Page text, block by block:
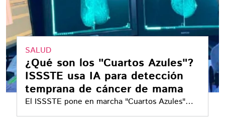
SALUD
¿Qué son los "Cuartos Azules"?
ISSSTE usa IA para detección
temprana de cáncer de mama
El ISSSTE pone en marcha "Cuartos Azules"
con inteligencia artificial en la lucha para la